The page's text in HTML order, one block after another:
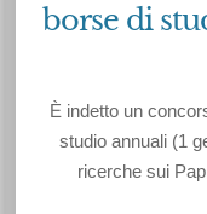
borse di
È indetto un
studio annuali (1
ricerche sui